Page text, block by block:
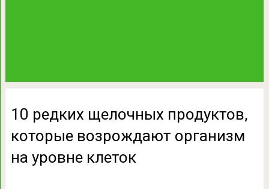
10 редких щелочных продуктов,
которые возрождают организм
на уровне клеток